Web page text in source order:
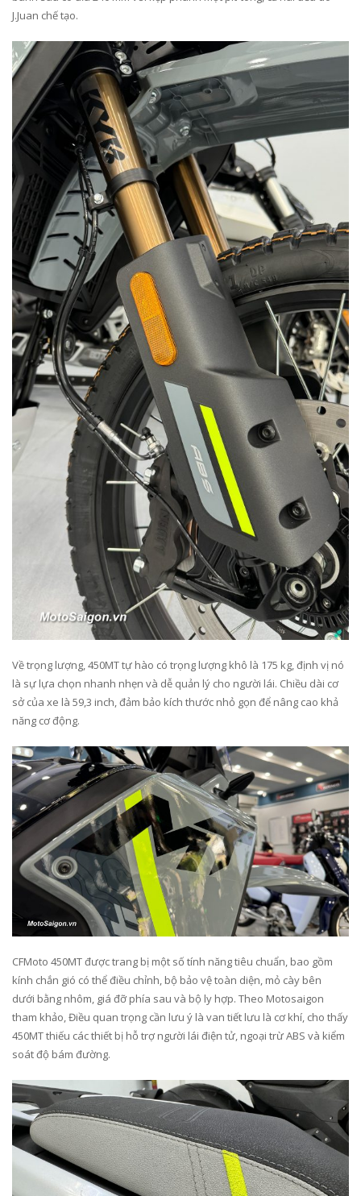
J.Juan chế tạo.
Về trọng lượng, 450MT tự hào có trọng lượng khô là 175 kg, định vị nó
là sự lựa chọn nhanh nhẹn và dễ quản lý cho người lái. Chiều dài cơ
sở của xe là 59,3 inch, đảm bảo kích thước nhỏ gọn để nâng cao khả
năng cơ động.
CFMoto 450MT được trang bị một số tính năng tiêu chuẩn, bao gồm
kính chắn gió có thể điều chỉnh, bộ bảo vệ toàn diện, mỏ cày bên
dưới bằng nhôm, giá đỡ phía sau và bộ ly hợp. Theo Motosaigon
tham khảo, Điều quan trọng cần lưu ý là van tiết lưu là cơ khí, cho thấy
450MT thiếu các thiết bị hỗ trợ người lái điện tử, ngoại trừ ABS và kiểm
soát độ bám đường.